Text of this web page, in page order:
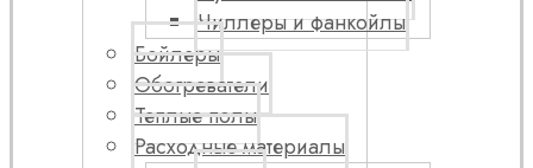
Чиллеры и фанкойлы
Бойлеры
Обогреватели
Теплые полы
Расходные материалы